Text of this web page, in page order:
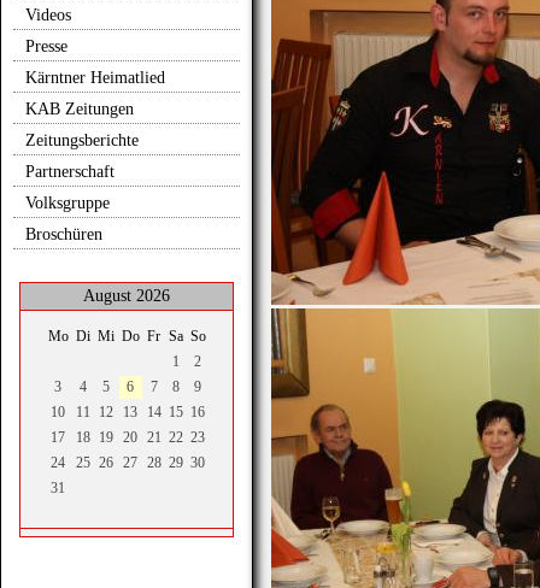
Videos
Presse
Kärntner Heimatlied
KAB Zeitungen
Zeitungsberichte
Partnerschaft
Volksgruppe
Broschüren
August 2026
Mo Di Mi Do Fr Sa So
1
2
3
4 5 6 7 8
9
10
11 12 13 14 15 16
17
18 19 20 21 22 23
24
25 26 27 28 29 30
31